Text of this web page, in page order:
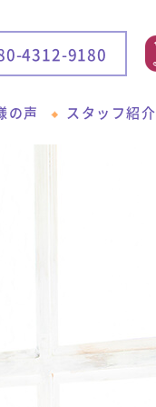
4312-9180
の声 スタッフ紹介